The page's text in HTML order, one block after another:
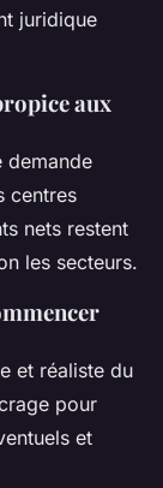
juridique
aux
demande
centres
nets restent
les secteurs.
et réaliste du
pour
et